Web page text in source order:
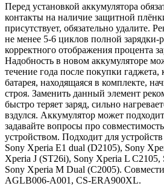
Перед установкой аккумулятора
контакты на наличие защитной
присутствует, обязательно удалите.
не менее 5-6 циклов полной зарядки-
корректного отображения процента
Надобность в новом аккумуляторе
течение года после покупки гаджета,
батарея, находящаяся в комплекте,
строя. Заменить данный элемент
быстро теряет заряд, сильно
вздулся. Аккумулятор может
задавайте вопросы про
устройством. Подходит для
Sony Xperia E1 dual (D2105), Sony
Xperia J (ST26i), Sony Xperia L
Sony Xperia M Dual (C2005).
AGLB006-A001, CS-ERA900XL.